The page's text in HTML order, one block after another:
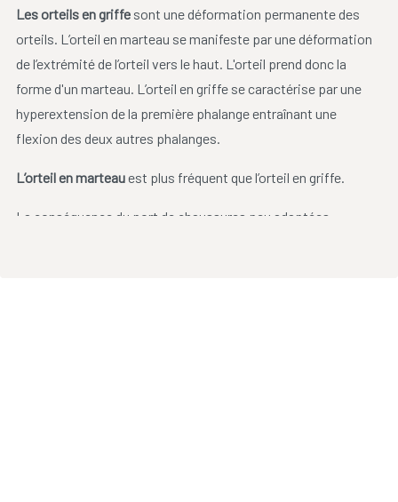
Les orteils en griffesont une déformation permanente des
orteils. L’orteil en marteau se manifeste par une déformation
de l’extrémité de l’orteil vers le haut. L'orteil prend donc la
forme d'un marteau. L’orteil en griffe se caractérise par une
hyperextension de la première phalange entraînant une
flexion des deux autres phalanges.
L’orteil en marteauest plus fréquent que l’orteil en griffe.
La conséquence du port de chaussures peu adaptées